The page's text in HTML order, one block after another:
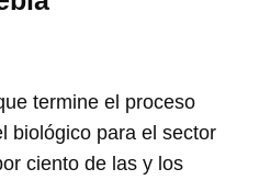
termine el proceso
biológico para el sector
ciento de las y los